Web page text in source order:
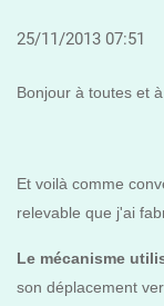
25/11/2013 07:51
Bonjour à toutes et à
Et voilà comme
relevable que j'ai
Le mécanisme
son déplacement